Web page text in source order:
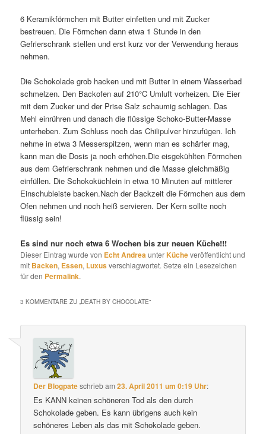
6 Keramikförmchen mit Butter einfetten und mit Zucker
bestreuen. Die Förmchen dann etwa 1 Stunde in den
Gefrierschrank stellen und erst kurz vor der Verwendung heraus
nehmen.
Die Schokolade grob hacken und mit Butter in einem Wasserbad
schmelzen. Den Backofen auf 210°C Umluft vorheizen. Die Eier
mit dem Zucker und der Prise Salz schaumig schlagen. Das
Mehl einrühren und danach die flüssige Schoko-Butter-Masse
unterheben. Zum Schluss noch das Chilipulver hinzufügen. Ich
nehme in etwa 3 Messerspitzen, wenn man es schärfer mag,
kann man die Dosis ja noch erhöhen.Die eisgekühlten Förmchen
aus dem Gefrierschrank nehmen und die Masse gleichmäßig
einfüllen. Die Schokoküchlein in etwa 10 Minuten auf mittlerer
Einschubleiste backen.Nach der Backzeit die Förmchen aus dem
Ofen nehmen und noch heiß servieren. Der Kern sollte noch
flüssig sein!
Es sind nur noch etwa 6 Wochen bis zur neuen Küche!!!
Dieser Eintrag wurde von Echt AndreaunterKücheveröffentlicht und
mit Backen, Essen, Luxusverschlagwortet. Setze ein Lesezeichen
für den Permalink.
3 KOMMENTARE ZU „DEATH BY CHOCOLATE“
Der Blogpateschriebam23. April 2011 um 0:19 Uhr:
Es KANN keinen schöneren Tod als den durch
Schokolade geben. Es kann übrigens auch kein
schöneres Leben als das mit Schokolade geben.